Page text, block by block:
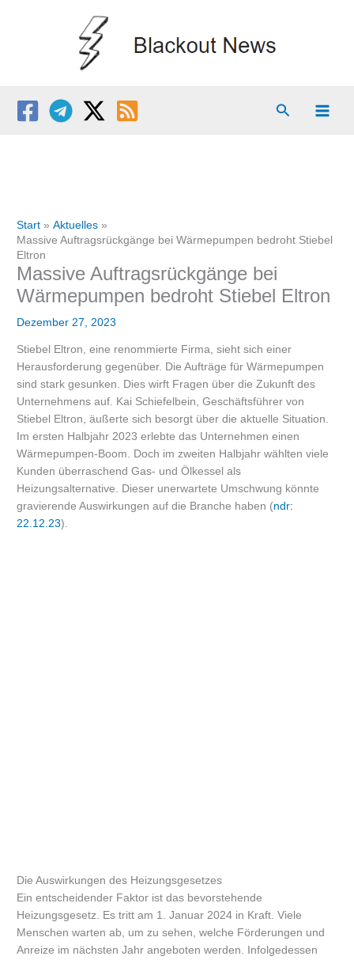
Suchen
Start
Aktuelles
Massive Auftragsrückgänge bei Wärmepumpen bedroht Stiebel
Eltron
Massive Auftragsrückgänge bei
Wärmepumpen bedroht Stiebel Eltron
Dezember 27, 2023
Stiebel Eltron, eine renommierte Firma, sieht sich einer
Herausforderung gegenüber. Die Aufträge für Wärmepumpen
sind stark gesunken. Dies wirft Fragen über die Zukunft des
Unternehmens auf. Kai Schiefelbein, Geschäftsführer von
Stiebel Eltron, äußerte sich besorgt über die aktuelle Situation.
Im ersten Halbjahr 2023 erlebte das Unternehmen einen
Wärmepumpen-Boom. Doch im zweiten Halbjahr wählten viele
Kunden überraschend Gas- und Ölkessel als
Heizungsalternative. Dieser unerwartete Umschwung könnte
gravierende Auswirkungen auf die Branche haben (ndr:
22.12.23).
Die Auswirkungen des Heizungsgesetzes
Ein entscheidender Faktor ist das bevorstehende
Heizungsgesetz. Es tritt am 1. Januar 2024 in Kraft. Viele
Menschen warten ab, um zu sehen, welche Förderungen und
Anreize im nächsten Jahr angeboten werden. Infolgedessen